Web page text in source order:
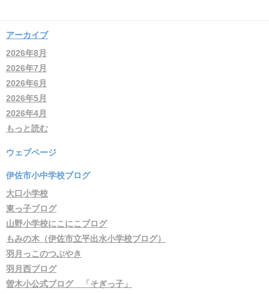
アーカイブ
2026年8月
2026年7月
2026年6月
2026年5月
2026年4月
もっと読む
ウェブページ
伊佐市小中学校ブログ
大口小学校
東っ子ブログ
山野小学校にこにこブログ
もみの木（伊佐市立平出水小学校ブログ）
羽月っこのつぶやき
羽月西ブログ
曽木小公式ブログ 「そぎっ子」